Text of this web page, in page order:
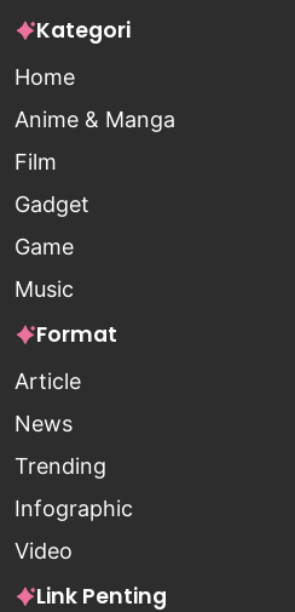
Kategori
Home
Anime & Manga
Film
Gadget
Game
Music
Format
Article
News
Trending
Infographic
Video
Link Penting